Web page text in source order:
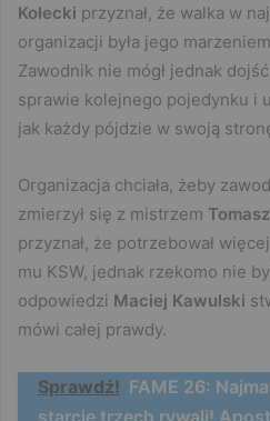
Kołecki przyznał, że walka w
organizacji była jego
Zawodnik nie mógł jednak
sprawie kolejnego pojedynku i
jak każdy pójdzie w swoją
Organizacja chciała, żeby
zmierzył się z mistrzem
przyznał, że potrzebował
mu KSW, jednak rzekomo nie
odpowiedzi Maciej Kawulski
mówi całej prawdy.
Sprawdź! FAME 26:
starcie trzech rywali!